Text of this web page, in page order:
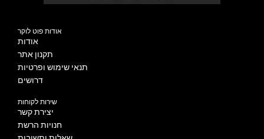
אודות פוט לוקר
אודות
תקנון אתר
תנאי שימוש ופרטיות
דרושים
שירות לקוחות
יצירת קשר
חנויות הרשת